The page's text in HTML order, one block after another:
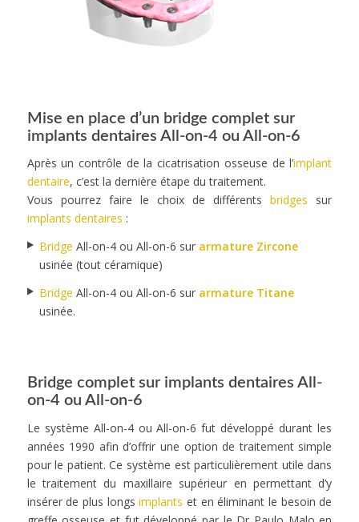
Mise en place d’un bridge complet sur
implants dentaires All-on-4 ou All-on-6
Après un contrôle de la cicatrisation osseuse de l’implant
dentaire, c’est la dernière étape du traitement.
Vous pourrez faire le choix de différentsbridges sur
implants dentaires :
Bridge All-on-4 ou All-on-6 sur armature Zircone
usinée (tout céramique)
Bridge All-on-4 ou All-on-6 sur armature Titane
usinée.
Bridge complet sur implants dentaires All-
on-4 ou All-on-6
Le système All-on-4 ou All-on-6 fut développé durant les
années 1990 afin d’offrir une option de traitement simple
pour le patient. Ce système est particulièrement utile dans
le traitement du maxillaire supérieur en permettant d’y
insérer de plus longsimplants et en éliminant le besoin de